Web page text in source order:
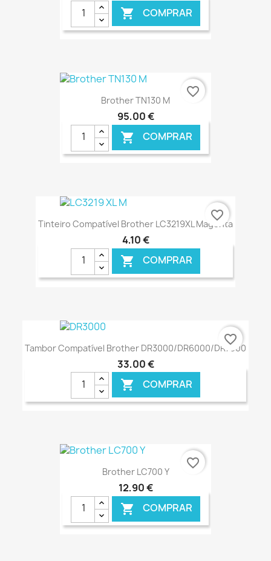
 COMPRAR
€ ONLINE
Brother TN130 M
95,00 €
 COMPRAR
favorite_border
Tinteiro Compatível Brother LC3219XL Magenta
4,10 €
 COMPRAR
€ ONLINE
favorite_border
Tambor Compatível Brother DR3000/DR6000/DR7000
33,00 €
 COMPRAR
favorite_border
Brother LC700 Y
12,90 €
 COMPRAR
favorite_border